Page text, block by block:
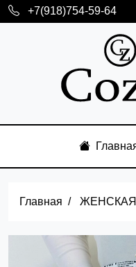
+7(918)754-59-64
Главная